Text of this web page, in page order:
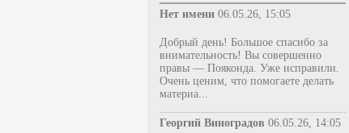
Нет имени 06.05.26, 15:05
Добрый день! Большое спасибо за
внимательность! Вы совершенно
правы — Пояконда. Уже исправили.
Очень ценим, что помогаете делать
материа...
Георгий Виноградов 06.05.26, 14:05